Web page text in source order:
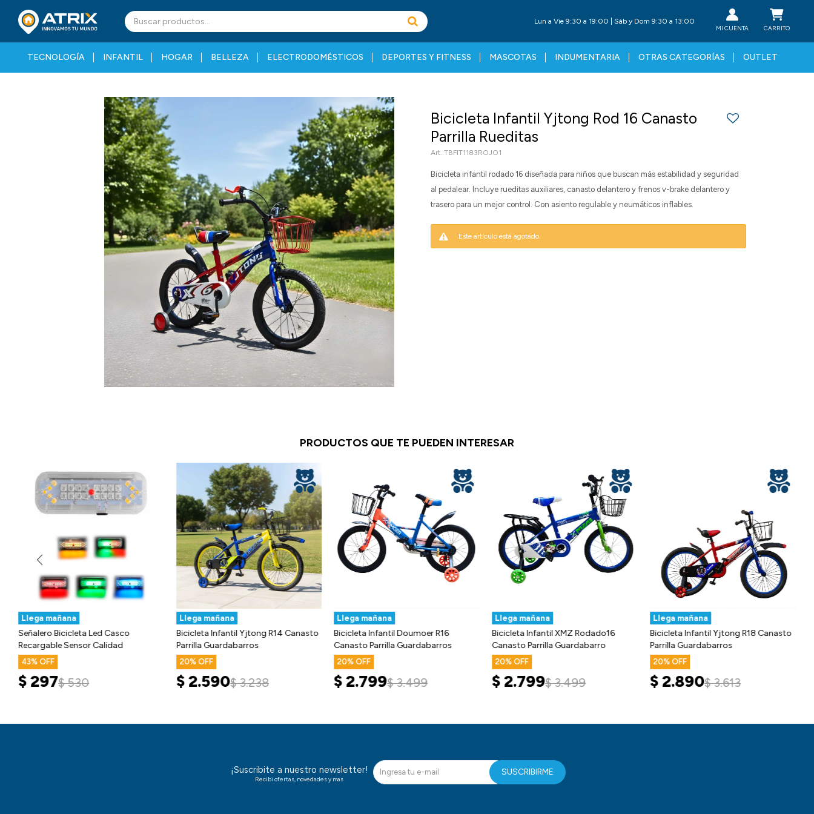
TECNOLOGÍA INFANTIL HOGAR BELLEZA ELECTRODOMÉSTICOS DEPORTES Y FITNESS MASCOTAS INDUMENTARIA OTRAS CATEGORÍAS OUTLET
Lun a Vie 9:30 a 19:00 | Sáb y Dom 9:30 a 13:00
Bicicleta Infantil Yjtong Rod 16 Canasto
Parrilla Rueditas
TBFIT1183ROJO1
Bicicleta infantil rodado 16 diseñada para niños que buscan más estabilidad y seguridad
al pedalear. Incluye rueditas auxiliares, canasto delantero y frenos v-brake delantero y
trasero para un mejor control. Con asiento regulable y neumáticos inflables.
Este artículo está agotado.
PRODUCTOS QUE TE PUEDEN INTERESAR
Llega mañana
Señalero Bicicleta Led Casco
Recargable Sensor Calidad
43
$297$ 530
Llega mañana
Bicicleta Infantil Yjtong R14 Canasto
Parrilla Guardabarros
20
$2.590$ 3.238
Llega mañana
Bicicleta Infantil Doumoer R16
Canasto Parrilla Guardabarros
20
$ 2.799$ 3.499
Llega mañana
Bicicleta Infantil XMZ Rodado16
Canasto Parrilla Guardabarro
20
$2.799$ 3.499
Llega mañana
Bicicleta Infantil Yjtong R18 Canasto
Parrilla Guardabarros
20
$2.890$ 3.613
¡Suscribite a nuestro newsletter!
Recibi ofertas, novedades y mas
SUSCRIBIRME